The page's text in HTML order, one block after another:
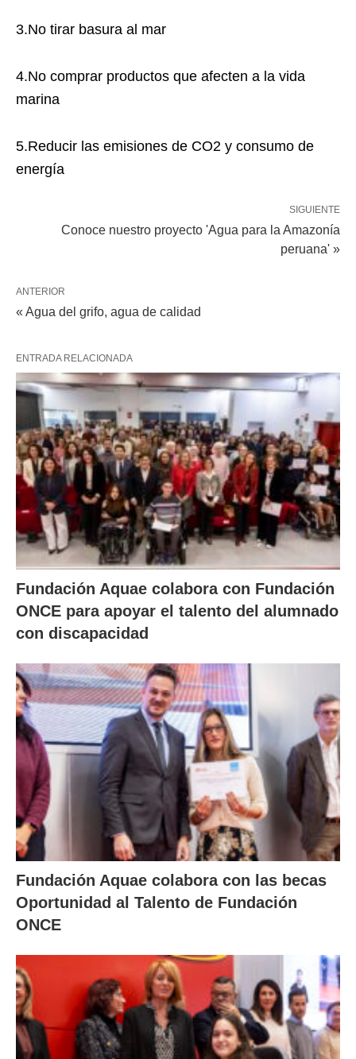
3.No tirar basura al mar
4.No comprar productos que afecten a la vida
marina
5.Reducir las emisiones de CO2 y consumo de
energía
SIGUIENTE
Conoce nuestro proyecto 'Agua para la Amazonía
peruana' »
ANTERIOR
« Agua del grifo, agua de calidad
ENTRADA RELACIONADA
Fundación Aquae colabora con Fundación
ONCE para apoyar el talento del alumnado
con discapacidad
Fundación Aquae colabora con las becas
Oportunidad al Talento de Fundación
ONCE